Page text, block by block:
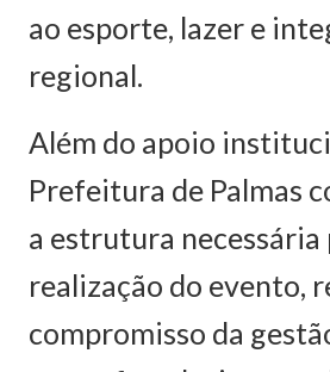
ao esporte, lazer e
regional.
Além do apoio
Prefeitura de Palmas
a estrutura necessária
realização do evento,
compromisso da